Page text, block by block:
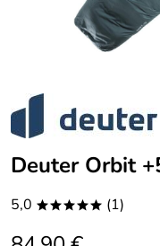
Deuter Orbit
5,0 ***** (1)